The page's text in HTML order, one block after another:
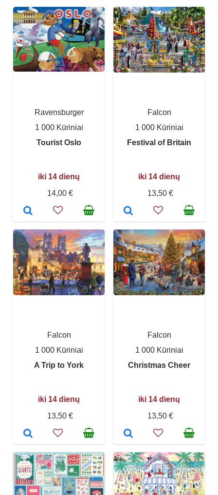
Ravensburger
1 000 Kūriniai
Tourist Oslo
iki 14 dienų
14,00 €
Falcon
1 000 Kūriniai
Festival of Britain
iki 14 dienų
13,50 €
Falcon
1 000 Kūriniai
A Trip to York
iki 14 dienų
13,50 €
Falcon
1 000 Kūriniai
Christmas Cheer
iki 14 dienų
13,50 €